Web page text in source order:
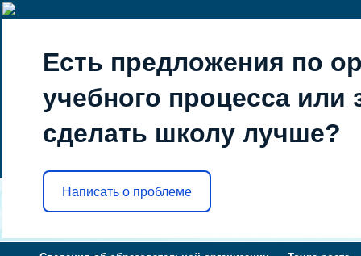
Есть предложения по
учебного процесса или
сделать школу лучше?
Написать о проблеме